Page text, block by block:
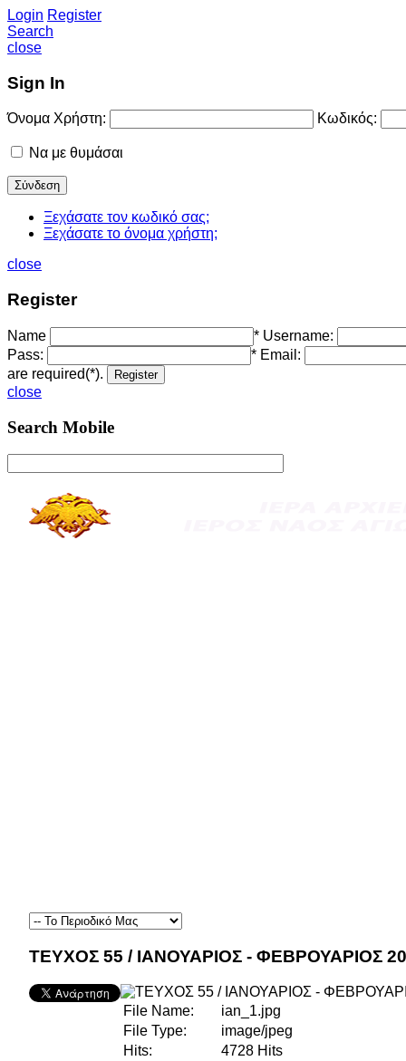
Login Register
Search
close
Sign In
Όνομα Χρήστη: Κωδικός:
Να με θυμάσαι
Ξεχάσατε τον κωδικό σας;
Ξεχάσατε το όνομα χρήστη;
close
Register
Name * Username:
Pass:
* Email:
are required(*).
close
Search Mobile
ΤΕΥΧΟΣ 55 / ΙΑΝΟΥΑΡΙΟΣ - ΦΕΒΡΟΥΑΡΙΟΣ
File Name:
ian_1.jpg
File Type:
image/jpeg
Hits:
4728 Hits